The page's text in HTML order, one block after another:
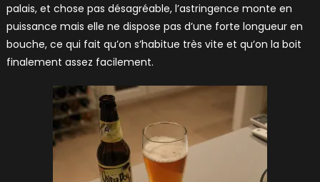
palais, et chose pas désagréable, l’astringence monte en
puissance mais elle ne dispose pas d’une forte longueur en
bouche, ce qui fait qu’on s’habitue très vite et qu’on la boit
finalement assez facilement.